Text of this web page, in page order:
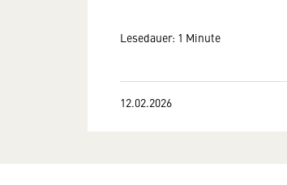
Lesedauer: 1 Minute
12.02.2026